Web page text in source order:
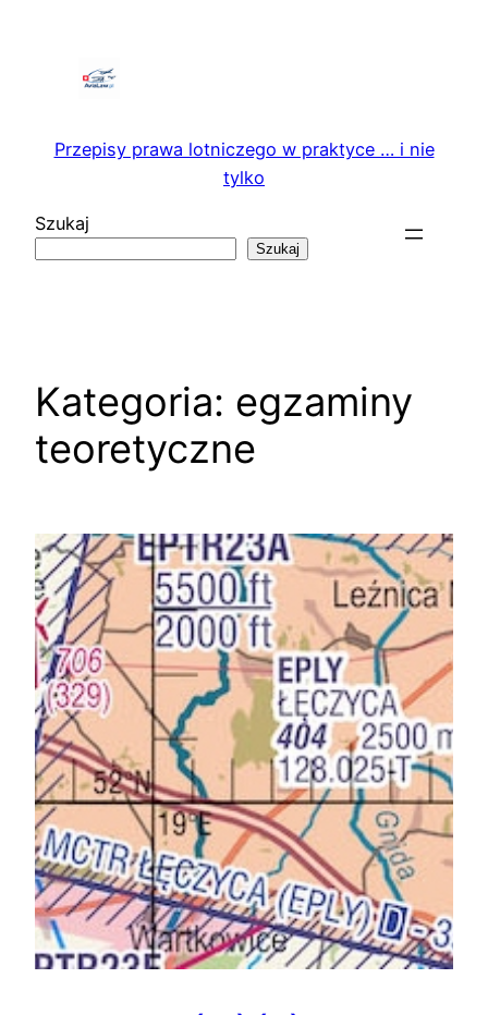
Przepisy prawa lotniczego w praktyce … i nie
tylko
Szukaj
Szukaj
Kategoria: egzaminy
teoretyczne